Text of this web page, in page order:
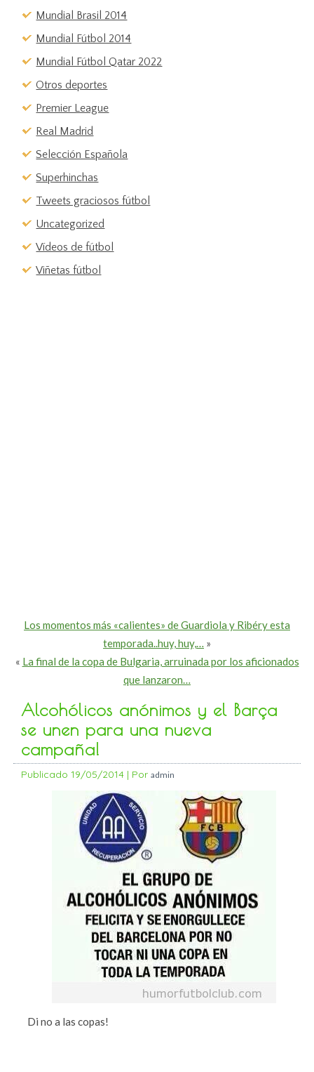
Mundial Brasil 2014
Mundial Fútbol 2014
Mundial Fútbol Qatar 2022
Otros deportes
Premier League
Real Madrid
Selección Española
Superhinchas
Tweets graciosos fútbol
Uncategorized
Vídeos de fútbol
Viñetas fútbol
Los momentos más «calientes» de Guardiola y Ribéry esta
temporada..huy, huy,… »
« La final de la copa de Bulgaria, arruinada por los aficionados
que lanzaron…
Alcohólicos anónimos y el Barça
se unen para una nueva
campaña!
Publicado 19/05/2014 | Por admin
Di no a las copas!